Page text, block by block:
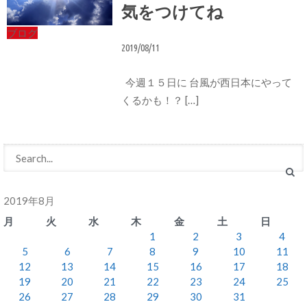
ブログ
気をつけてね
2019/08/11
今週１５日に 台風が西日本にやって
くるかも！？ […]
2019年8月
月
火 水 木 金 土
日
1
2 3
4
5
6 7 8 9 10
11
12
13 14 15 16 17
18
19
20 21 22 23 24
25
26
27 28 29 30
31